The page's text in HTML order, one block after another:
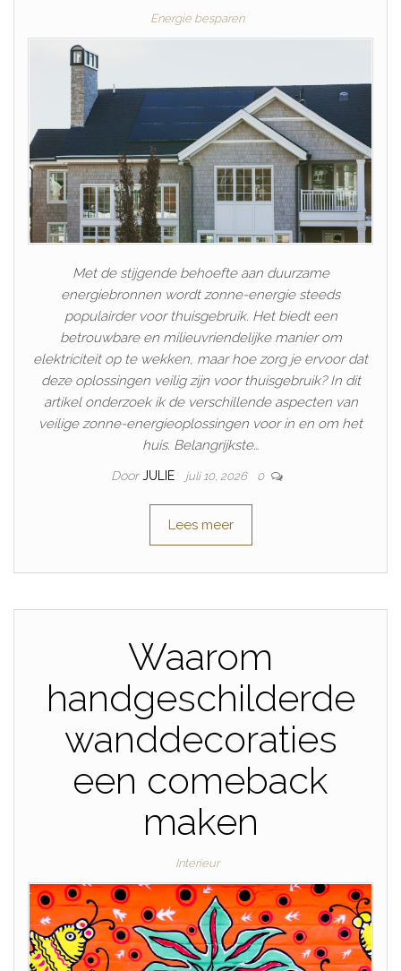
Energie besparen
Met de stijgende behoefte aan duurzame
energiebronnen wordt zonne-energie steeds
populairder voor thuisgebruik. Het biedt een
betrouwbare en milieuvriendelijke manier om
elektriciteit op te wekken, maar hoe zorg je ervoor dat
deze oplossingen veilig zijn voor thuisgebruik? In dit
artikel onderzoek ik de verschillende aspecten van
veilige zonne-energieoplossingen voor in en om het
huis. Belangrijkste…
Door JULIE juli 10, 2026 0
Lees meer
Waarom
handgeschilderde
wanddecoraties
een comeback
maken
Interieur